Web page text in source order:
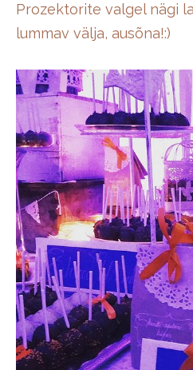
Prozektorite valgel nägi
lummav välja, ausõna!:)